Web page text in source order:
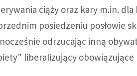
ciąży oraz kary m.in.
posiedzeniu posłowie
odrzucając inną
liberalizujący obowiązujące